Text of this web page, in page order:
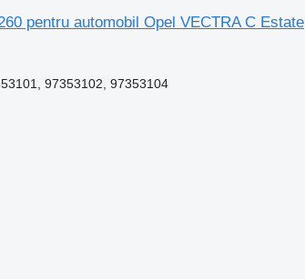
pentru automobil Opel VECTRA C Estate
97353102, 97353104